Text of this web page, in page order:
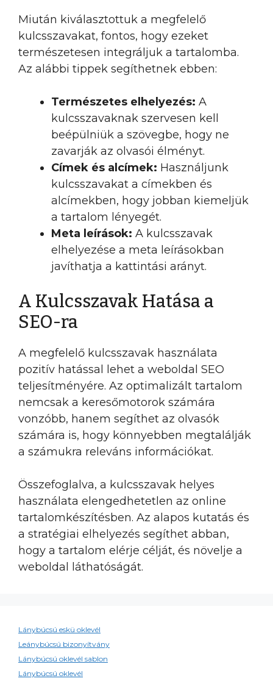
Miután kiválasztottuk a megfelelő
kulcsszavakat, fontos, hogy ezeket
természetesen integráljuk a tartalomba.
Az alábbi tippek segíthetnek ebben:
Természetes elhelyezés: A
kulcsszavaknak szervesen kell
beépülniük a szövegbe, hogy ne
zavarják az olvasói élményt.
Címek és alcímek: Használjunk
kulcsszavakat a címekben és
alcímekben, hogy jobban kiemeljük
a tartalom lényegét.
Meta leírások: A kulcsszavak
elhelyezése a meta leírásokban
javíthatja a kattintási arányt.
A Kulcsszavak Hatása a
SEO-ra
A megfelelő kulcsszavak használata
pozitív hatással lehet a weboldal SEO
teljesítményére. Az optimalizált tartalom
nemcsak a keresőmotorok számára
vonzóbb, hanem segíthet az olvasók
számára is, hogy könnyebben megtalálják
a számukra releváns információkat.
Összefoglalva, a kulcsszavak helyes
használata elengedhetetlen az online
tartalomkészítésben. Az alapos kutatás és
a stratégiai elhelyezés segíthet abban,
hogy a tartalom elérje célját, és növelje a
weboldal láthatóságát.
Lánybúcsú eskü oklevél
Leánybúcsú bizonyítvány
Lánybúcsú oklevél sablon
Lánybúcsú oklevél